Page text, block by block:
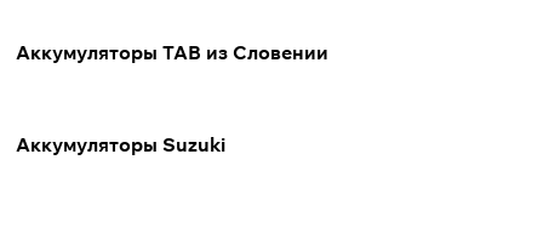
Аккумуляторы TAB из Словении
Аккумуляторы Suzuki